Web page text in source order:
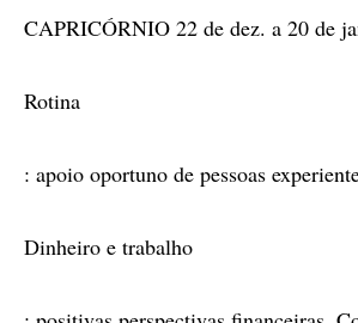
CAPRICÓRNIO 22 de dez. a 20 de
Rotina
: apoio oportuno de pessoas
Dinheiro e trabalho